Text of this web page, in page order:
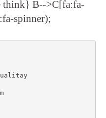
think} B-->C[fa:fa-
spinner);